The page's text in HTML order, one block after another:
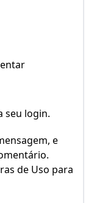
seu login.
e
de Uso para